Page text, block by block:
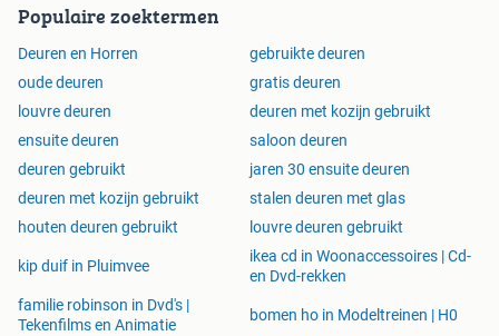
Populaire zoektermen
Deuren en Horren
gebruikte deuren
oude deuren
gratis deuren
louvre deuren
deuren met kozijn gebruikt
ensuite deuren
saloon deuren
deuren gebruikt
jaren 30 ensuite deuren
deuren met kozijn gebruikt
stalen deuren met glas
houten deuren gebruikt
louvre deuren gebruikt
kip duif in Pluimvee
ikea cd in Woonaccessoires | Cd-
en Dvd-rekken
familie robinson in Dvd's |
Tekenfilms en Animatie
bomen ho in Modeltreinen | H0